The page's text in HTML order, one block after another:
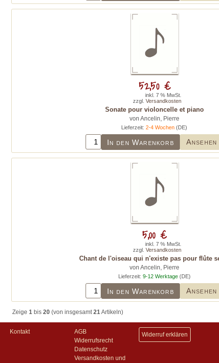
Sonate pour violoncelle et piano
von Ancelin, Pierre
Lieferzeit:2-4 Wochen (DE)
In den Warenkorb Ansehen
52,50 €
inkl. 7 % MwSt.
zzgl. Versandkosten
Chant de l'oiseau qui n'existe pas pour flûte
von Ancelin, Pierre
Lieferzeit: 9-12 Werktage (DE)
In den Warenkorb Ansehen
5,00 €
inkl. 7 % MwSt.
zzgl. Versandkosten
Zeige 1 bis 20 (von insgesamt21Artikeln)
Kontakt
AGB
Widerrufsrecht
Datenschutz
Versandkosten und
Widerruf erklären